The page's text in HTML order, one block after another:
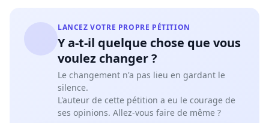
LANCEZ VOTRE PROPRE PÉTITION
Y a-t-il quelque chose que vous
voulez changer ?
Le changement n'a pas lieu en gardant le
silence.
L'auteur de cette pétition a eu le courage de
ses opinions. Allez-vous faire de même ?